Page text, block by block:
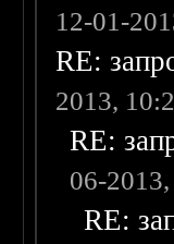
12-01-
RE:
2013,
RE:
06-
RE: